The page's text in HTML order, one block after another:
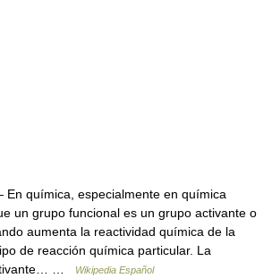
química, especialmente en química
un grupo funcional es un grupo activante o
aumenta la reactividad química de la
de reacción química particular. La
…
Wikipedia Español